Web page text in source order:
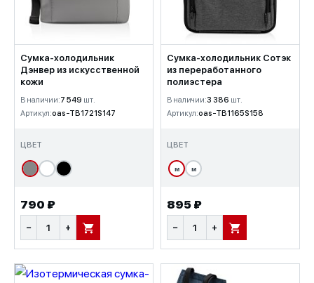
Сумка-холодильник
Дэнвер из искусственной
кожи
В наличии:7 549 шт.
Артикул:oas-TB1721S147
ЦВЕТ
790 ₽
− + В КОРЗИНУ
Сумка-холодильник Сотэк
из переработанного
полиэстера
В наличии:3 386 шт.
Артикул:oas-TB1165S158
ЦВЕТ
м м
895 ₽
− + В КОРЗИНУ